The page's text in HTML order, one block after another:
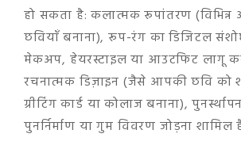
हो सकता है: कलात्मक रूपांतरण (विभिन्न
छवियाँ बनाना), रूप-रंग का डिजिटल
मेकअप, हेयरस्टाइल या आउटफिट लागू
रचनात्मक डिज़ाइन (जैसे आपकी छवि को
ग्रीटिंग कार्ड या कोलाज बनाना),
पुनर्निर्माण या गुम विवरण जोड़ना शामिल